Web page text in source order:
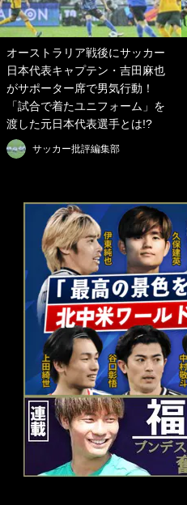
オーストラリア戦後にサッカー
日本代表キャプテン・吉田麻也
がサポーター席で男気行動！
「試合で着たユニフォーム」を
渡した元日本代表選手とは!?
サッカー批評編集部